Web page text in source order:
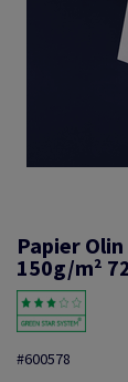
Papier
150g/m²
#600578